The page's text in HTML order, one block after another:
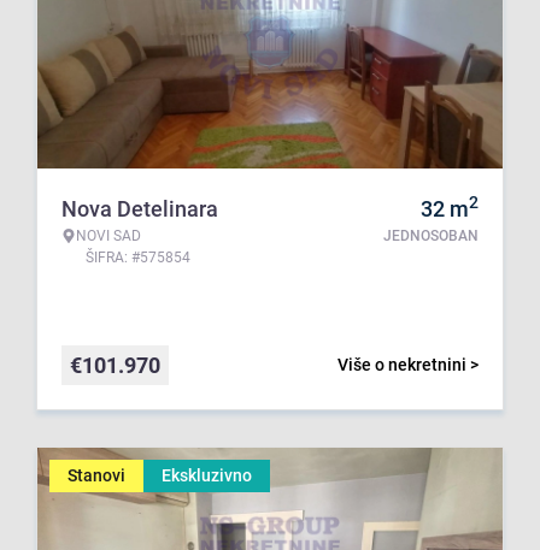
Nova Detelinara
NOVI SAD
ŠIFRA: #575854
32 m2
JEDNOSOBAN
Više o nekretnini >
€101.970
Stanovi Ekskluzivno